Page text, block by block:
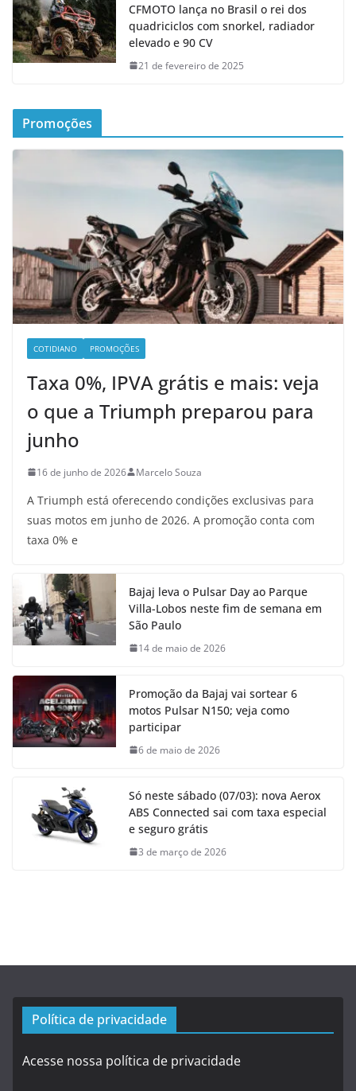
CFMOTO lança no Brasil o rei dos
quadriciclos com snorkel, radiador
elevado e 90 CV
21 de fevereiro de 2025
Promoções
COTIDIANO PROMOÇÕES
Taxa 0%, IPVA grátis e mais: veja
o que a Triumph preparou para
junho
16 de junho de 2026 Marcelo Souza
A Triumph está oferecendo condições exclusivas para
suas motos em junho de 2026. A promoção conta com
taxa 0% e
Bajaj leva o Pulsar Day ao Parque
Villa-Lobos neste fim de semana em
São Paulo
14 de maio de 2026
Promoção da Bajaj vai sortear 6
motos Pulsar N150; veja como
participar
6 de maio de 2026
Só neste sábado (07/03): nova Aerox
ABS Connected sai com taxa especial
e seguro grátis
3 de março de 2026
Política de privacidade
Acesse nossa política de privacidade